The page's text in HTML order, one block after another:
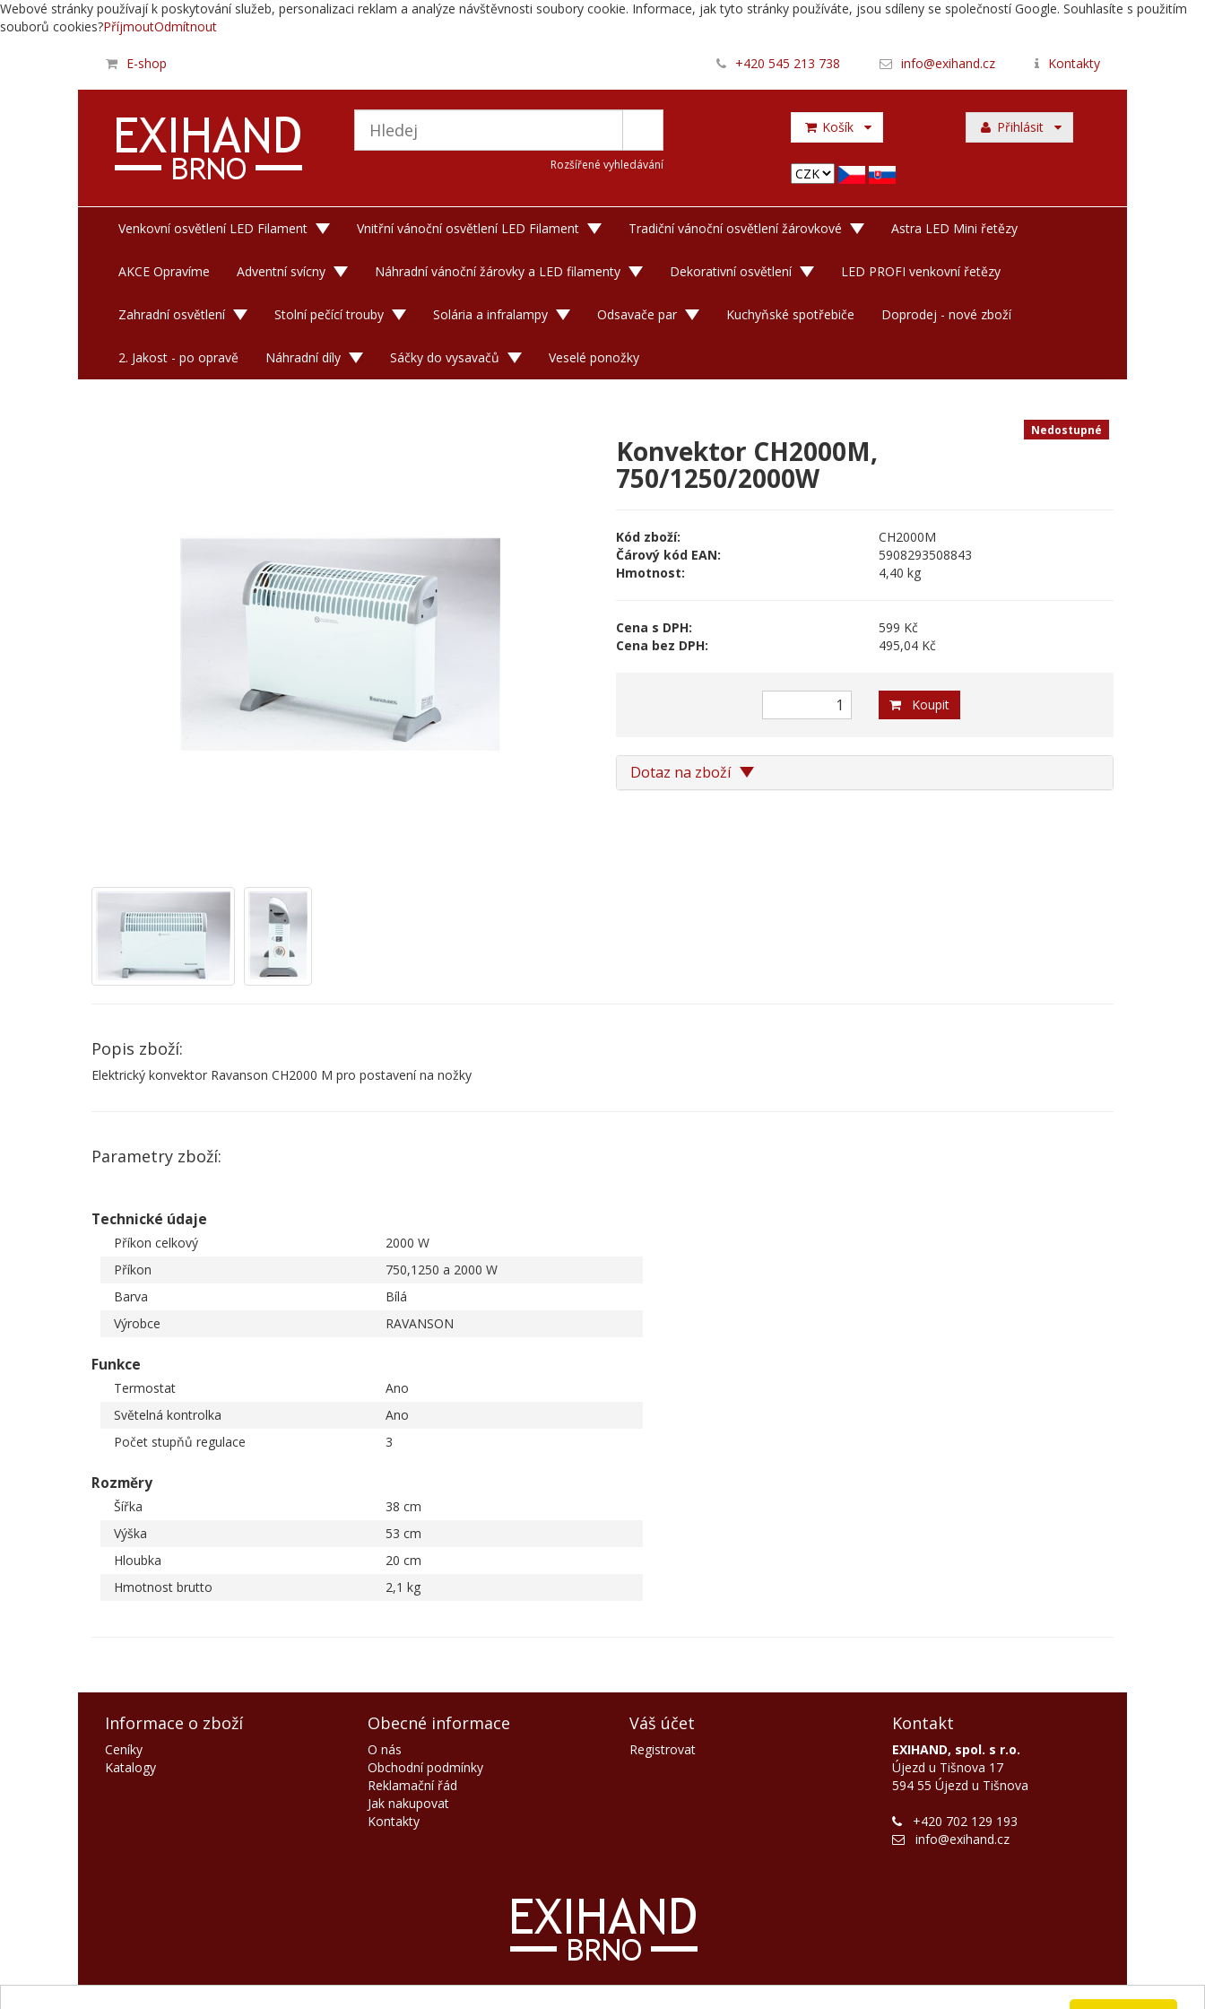
Webové stránky používají k poskytování služeb, personalizaci reklam a analýze návštěvnosti soubory cookie. Informace, jak tyto stránky používáte, jsou sdíleny se společností Google. Souhlasíte s použitím
souborů cookies?PříjmoutOdmítnout
E-shop +420 545 213 738 info@exihand.cz Kontakty
Rozšířené vyhledávání
Košík Přihlásit
Venkovní osvětlení LED Filament Vnitřní vánoční osvětlení LED Filament Tradiční vánoční osvětlení žárovkové Astra LED Mini řetězy
AKCE Opravíme Adventní svícny Náhradní vánoční žárovky a LED filamenty Dekorativní osvětlení LED PROFI venkovní řetězy
Zahradní osvětlení Stolní pečící trouby Solária a infralampy Odsavače par Kuchyňské spotřebiče Doprodej - nové zboží
2. Jakost - po opravě Náhradní díly Sáčky do vysavačů Veselé ponožky
Nedostupné
Konvektor CH2000M,
750/1250/2000W
Kód zboží:
CH2000M
Čárový kód EAN:
5908293508843
Hmotnost:
4,40 kg
Cena s DPH:
599 Kč
Cena bez DPH:
495,04 Kč
Koupit
Dotaz na zboží
Popis zboží:
Elektrický konvektor Ravanson CH2000 M pro postavení na nožky
Parametry zboží:
Technické údaje
Příkon celkový
2000 W
Příkon
750,1250 a 2000 W
Barva
Bílá
Výrobce
RAVANSON
Funkce
Termostat
Ano
Světelná kontrolka
Ano
Počet stupňů regulace
3
Rozměry
Šířka
38 cm
Výška
53 cm
Hloubka
20 cm
Hmotnost brutto
2,1 kg
Informace o zboží
Ceníky
Katalogy
Obecné informace
O nás
Obchodní podmínky
Reklamační řád
Jak nakupovat
Kontakty
Váš účet
Registrovat
Kontakt
EXIHAND, spol. s r.o.
Újezd u Tišnova 17
594 55 Újezd u Tišnova
+420 702 129 193
info@exihand.cz